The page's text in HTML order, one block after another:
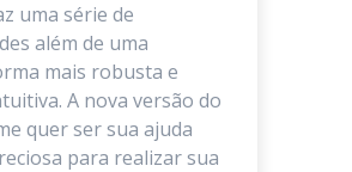
uma série de
além de uma
mais robusta e
A nova versão do
quer ser sua ajuda
para realizar sua